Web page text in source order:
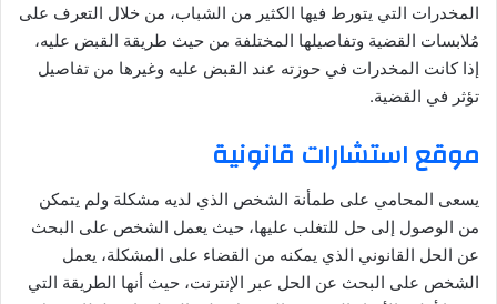
المخدرات التي يتورط فيها الكثير من الشباب، من خلال التعرف على
مُلابسات القضية وتفاصيلها المختلفة من حيث طريقة القبض عليه،
إذا كانت المخدرات في حوزته عند القبض عليه وغيرها من تفاصيل
تؤثر في القضية.
موقع استشارات قانونية
يسعى المحامي على طمأنة الشخص الذي لديه مشكلة ولم يتمكن
من الوصول إلى حل للتغلب عليها، حيث يعمل الشخص على البحث
عن الحل القانوني الذي يمكنه من القضاء على المشكلة، يعمل
الشخص على البحث عن الحل عبر الإنترنت، حيث أنها الطريقة التي